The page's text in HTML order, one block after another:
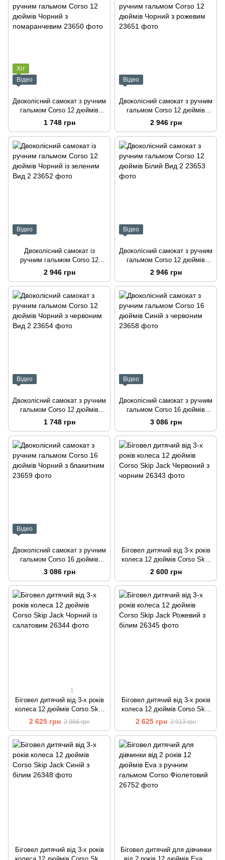
Хіт
Відео
Двоколісний самокат з ручним
гальмом Corso 12 дюймів
Чорний з помаранчевим
1 748 грн
Відео
Двоколісний самокат з ручним
гальмом Corso 12 дюймів
Чорний з рожевим
2 946 грн
Відео
Двоколісний самокат із
ручним гальмом Corso 12
дюймів Чорний із зеленим
Вид 2
2 946 грн
Відео
Двоколісний самокат з ручним
гальмом Corso 12 дюймів
Білий Вид 2
2 946 грн
Відео
Двоколісний самокат з ручним
гальмом Corso 12 дюймів
Чорний з червоним Вид 2
1 748 грн
Відео
Двоколісний самокат з ручним
гальмом Corso 16 дюймів
Синій з червоним
3 086 грн
Відео
Двоколісний самокат з ручним
гальмом Corso 16 дюймів
Чорний з блакитним
3 086 грн
Біговел дитячий від 3-х років
колеса 12 дюймів Corso Skip
Jack Червоний з чорним
2 600 грн
1
Біговел дитячий від 3-х років
колеса 12 дюймів Corso Skip
Jack Чорний із салатовим
2 625 грн 2 966 грн
Біговел дитячий від 3-х років
колеса 12 дюймів Corso Skip
Jack Рожевий з білим
2 625 грн 2 913 грн
Біговел дитячий від 3-х років
Біговел дитячий для дівчинки